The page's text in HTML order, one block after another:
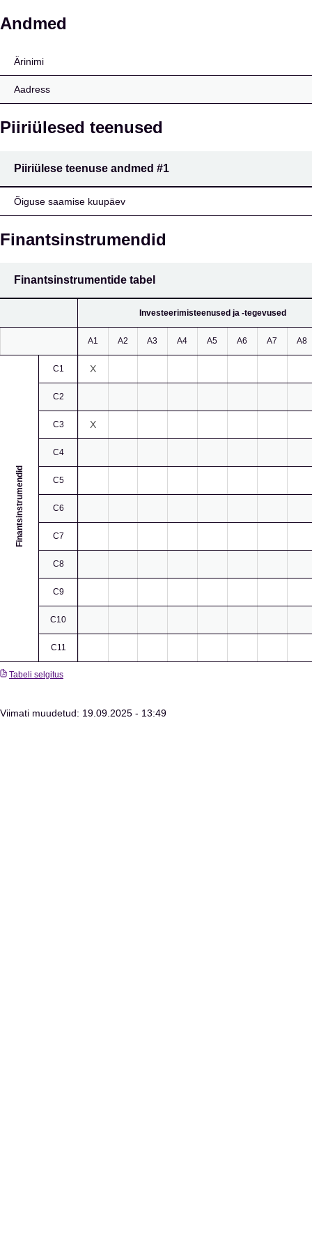
Jokiläänin
Andmed
Ärinimi
Aadress
Piiriülesed teenused
Piiriülese teenuse andmed #1
Õiguse saamise kuupäev
Finantsinstrumendid
Finantsinstrumentide tabel
Investeerimisteenused ja -tegevused
A1 A2 A3 A4 A5 A6 A7 A8
Finantsinstrumendid
C1 X
C2
C3 X
C4
C5
C6
C7
C8
C9
C10
C11
Tabeli selgitus
Viimati muudetud: 19.09.2025 - 13:49